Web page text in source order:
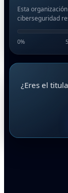
Esta
ciberseguridad
0%
¿Eres el